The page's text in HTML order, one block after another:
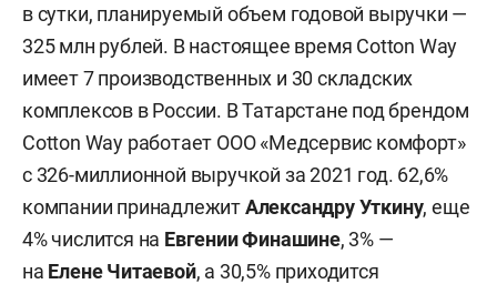
в сутки, планируемый объем годовой выручки —
325 млн рублей. В настоящее время Cotton Way
имеет 7 производственных и 30 складских
комплексов в России. В Татарстане под брендом
Cotton Way работает ООО «Медсервис комфорт»
с 326-миллионной выручкой за 2021 год. 62,6%
компании принадлежитАлександру Уткину, еще
4% числится на Евгении Финашине, 3% —
на Елене Читаевой, а 30,5% приходится